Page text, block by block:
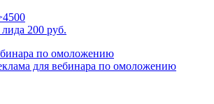
200 руб.
для вебинара по омоложению